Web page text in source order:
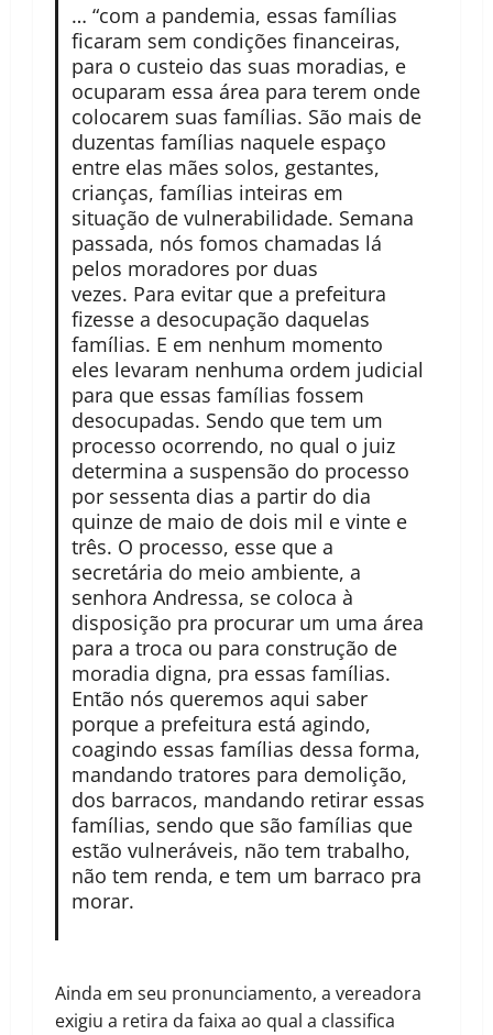
… “com a pandemia, essas famílias
ficaram sem condições financeiras,
para o custeio das suas moradias, e
ocuparam essa área para terem onde
colocarem suas famílias. São mais de
duzentas famílias naquele espaço
entre elas mães solos, gestantes,
crianças, famílias inteiras em
situação de vulnerabilidade. Semana
passada, nós fomos chamadas lá
pelos moradores por duas
vezes. Para evitar que a prefeitura
fizesse a desocupação daquelas
famílias. E em nenhum momento
eles levaram nenhuma ordem judicial
para que essas famílias fossem
desocupadas. Sendo que tem um
processo ocorrendo, no qual o juiz
determina a suspensão do processo
por sessenta dias a partir do dia
quinze de maio de dois mil e vinte e
três. O processo, esse que a
secretária do meio ambiente, a
senhora Andressa, se coloca à
disposição pra procurar um uma área
para a troca ou para construção de
moradia digna, pra essas famílias.
Então nós queremos aqui saber
porque a prefeitura está agindo,
coagindo essas famílias dessa forma,
mandando tratores para demolição,
dos barracos, mandando retirar essas
famílias, sendo que são famílias que
estão vulneráveis, não tem trabalho,
não tem renda, e tem um barraco pra
morar.
Ainda em seu pronunciamento, a vereadora
exigiu a retira da faixa ao qual a classifica